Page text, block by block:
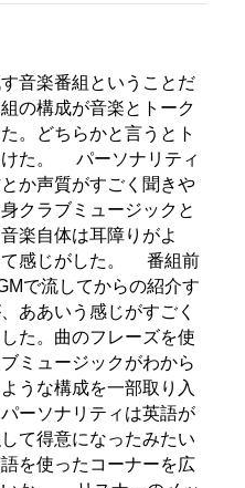
音楽番組ということだ
の構成が音楽とトーク
。どちらかと言うとト
た。
パーソナリティ
か声質がすごく聞きや
クラブミュージックと
楽自体は耳障りがよ
感じがした。
番組前
で流してからの紹介す
ああいう感じがすごく
た。曲のフレーズを使
ミュージックがわから
うな構成を一部取り入
ーソナリティは英語が
て得意になったみたい
を使ったコーナーを広